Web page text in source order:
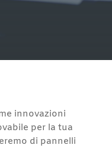
innovazioni
per la tua
di pannelli